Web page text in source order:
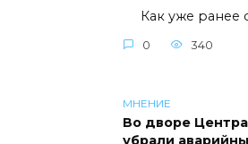
Как уже ранее
0 340
МНЕНИЕ
Во дворе
убрали